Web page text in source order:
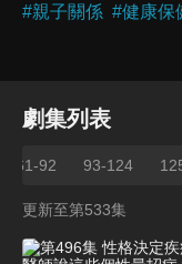
#親子關係 #健康保
劇集列表
61-92 93-124
更新至第533集